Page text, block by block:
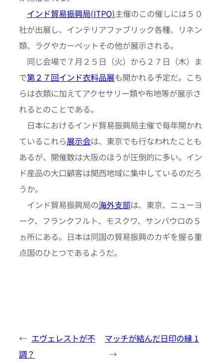
インド貿易振興局(ITPO)主催のこの催しには５０
社が出展し、インテリアファブリック各種、リネン
類、ラグやカーペットその他が展示される。
同じ会場で７月２５日（火）から２７日（木）ま
で第２７回インド衣料品展も開かれる予定だ。こち
らは衣類に加えてアクセサリー類や布地等が展示さ
れるとのことである。
日本におけるインド貿易振興局主催で毎年開かれ
ているこれら展示会は、東京でも行なわれたことも
あるが、開催数は大阪のほうが圧倒的に多い。イン
ド産品の大口顧客は関西地域に集中しているのだろ
うか。
インド貿易振興局の海外支部は、東京、ニューヨ
ーク、フランクフルト、モスクワ、サンパウロの５
ヵ所にある。日本は同国の貿易振興のカギを握る重
点国のひとつであるようだ。
← エヴェレストが不
調？
マッチが結んだ日印の縁 1
→